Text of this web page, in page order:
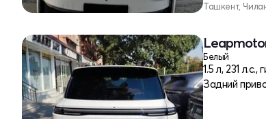
Ташкент,
Белый
1.5 л, 231 л.с.,
Задний